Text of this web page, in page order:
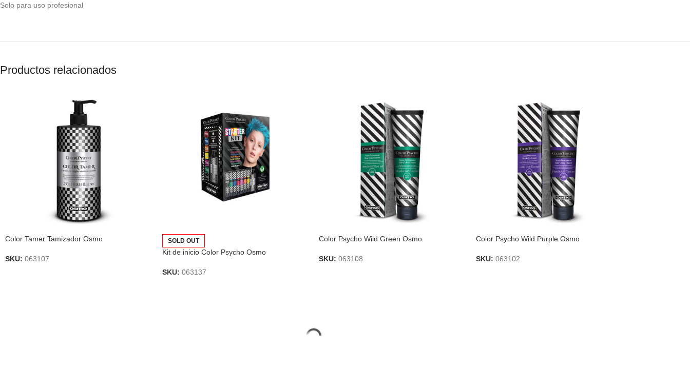
Solo para uso profesional
Productos relacionados
Color Tamer Tamizador Osmo
SKU: 063107
SOLD OUT
Kit de inicio Color Psycho Osmo
SKU: 063137
Color Psycho Wild Green Osmo
SKU: 063108
Color Psycho Wild Purple Osmo
SKU: 063102